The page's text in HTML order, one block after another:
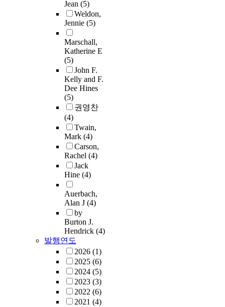
Jean (5)
Weldon,
Jennie (5)
Marschall,
Katherine E
(5)
John F.
Kelly and F.
Dee Hines
(5)
권영찬
(4)
Twain,
Mark (4)
Carson,
Rachel (4)
Jack
Hine (4)
Auerbach,
Alan J (4)
by
Burton J.
Hendrick (4)
발행연도
2026 (1)
2025 (6)
2024 (5)
2023 (3)
2022 (6)
2021 (4)